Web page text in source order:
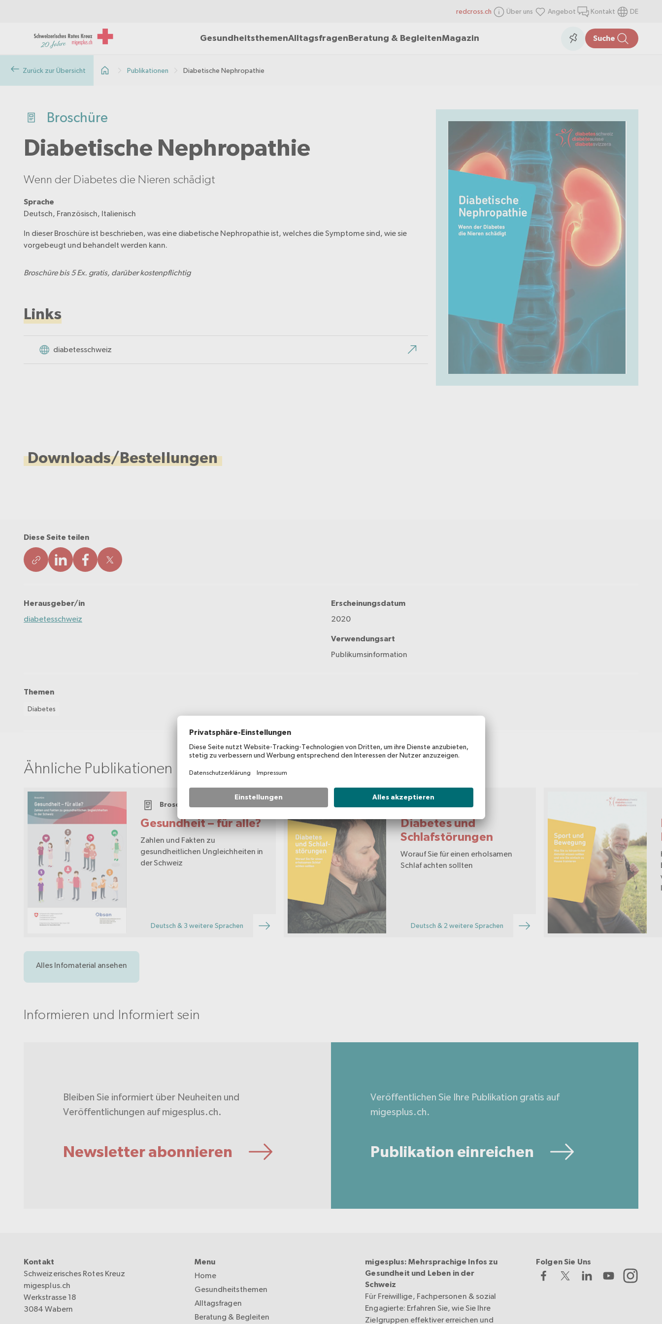
redcross.ch Über uns Angebot Kontakt DE
GesundheitsthemenAlltagsfragen Beratung & BegleitenMagazin Collection
itemsSuche
Zurück zur Übersicht Publikationen Diabetische Nephropathie
Broschüre
Diabetische Nephropathie
Wenn der Diabetes die Nieren schädigt
Sprache
Deutsch, Französisch, Italienisch
In dieser Broschüre ist beschrieben, was eine diabetische Nephropathie ist, welches die Symptome sind, wie sie
vorgebeugt und behandelt werden kann.
Broschüre bis 5 Ex. gratis, darüber kostenpflichtig
Links
diabetesschweiz
Downloads/Bestellungen
Diese Seite teilen
Herausgeber/in
diabetesschweiz
Erscheinungsdatum
2020
Verwendungsart
Publikumsinformation
Themen
Diabetes
Ähnliche Publikationen
Gesundheit – für alle?
Broschüre
Zahlen und Fakten zu
gesundheitlichen Ungleichheiten in
der Schweiz
Deutsch & 3 weitere Sprachen
Diabetes und
Schlafstörungen
Worauf Sie für einen erholsamen
Schlaf achten sollten
Deutsch & 2 weitere Sprachen
Alles Infomaterial ansehen
Informieren und Informiert sein
Bleiben Sie informiert über Neuheiten und
Veröffentlichungen auf migesplus.ch.
Newsletter abonnieren
Veröffentlichen Sie Ihre Publikation gratis auf
migesplus.ch.
Publikation einreichen
Kontakt
Schweizerisches Rotes Kreuz
migesplus.ch
Werkstrasse 18
3084 Wabern
Menu
Home
Gesundheitsthemen
Alltagsfragen
Beratung & Begleiten
migesplus: Mehrsprachige Infos zu
Gesundheit und Leben in der
Schweiz
Für Freiwillige, Fachpersonen & sozial
Engagierte: Erfahren Sie, wie Sie Ihre
Zielgruppen effektiver erreichen und
Folgen Sie Uns